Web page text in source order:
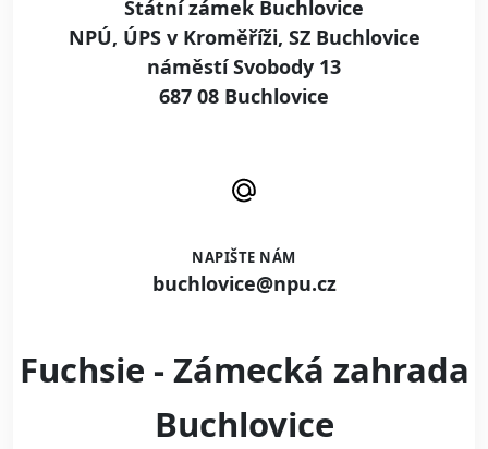
Státní zámek Buchlovice
NPÚ, ÚPS v Kroměříži, SZ Buchlovice
náměstí Svobody 13
687 08 Buchlovice
NAPIŠTE NÁM
buchlovice@npu.cz
Fuchsie - Zámecká zahrada
Buchlovice